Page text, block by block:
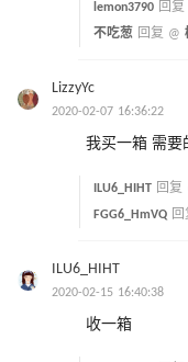
lemon3790 回复
不吃葱 回复 @
LizzyYc
2020-02-07 16:36:22
我买一箱 需要
ILU6_HIHT 回复
FGG6_HmVQ 回
ILU6_HIHT
2020-02-15 16:40:38
收一箱